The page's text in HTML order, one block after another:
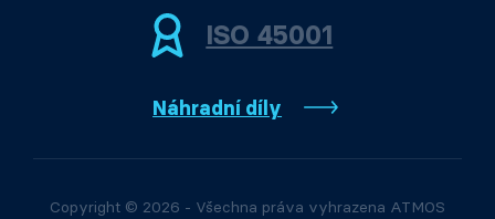
ISO 45001
Náhradní díly
Copyright © 2026 - Všechna práva vyhrazena ATMOS